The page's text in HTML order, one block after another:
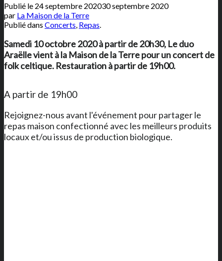
Publié le 24 septembre 202030 septembre 2020
par La Maison de la Terre
Publié dans Concerts, Repas.
Samedi 10 octobre 2020 à partir de 20h30, Le duo
Araëlle vient àla Maison de la Terrepour un concert de
folk celtique. Restauration à partir de 19h00.
A partir de 19h00
Rejoignez-nous avant l'événement pour partager le
repas maison confectionné avec les meilleurs produits
locaux et/ou issus de production biologique.